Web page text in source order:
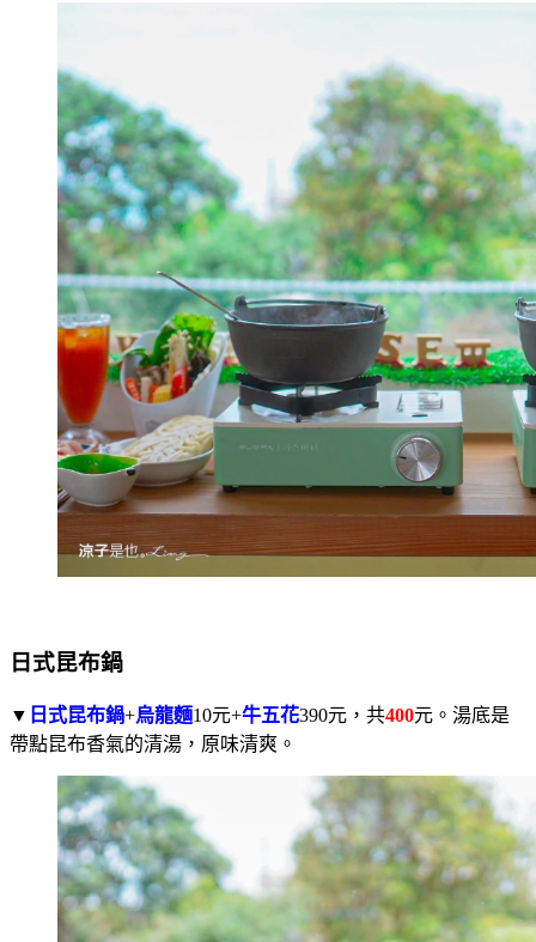
日式昆布鍋
▼ 日式昆布鍋+烏龍麵10元+牛五花390元，共400元。湯底是
帶點昆布香氣的清湯，原味清爽。